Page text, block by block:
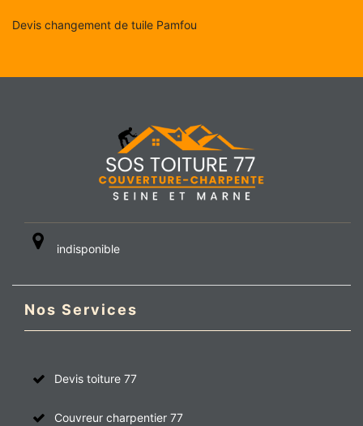
Devis changement de tuile Pamfou
indisponible
Nos Services
Devis toiture 77
Couvreur charpentier 77